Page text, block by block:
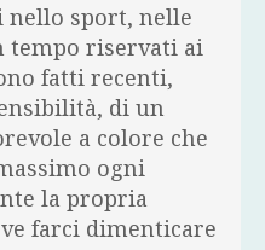
nello sport, nelle
riservati ai
fatti recenti,
di un
a colore che
ogni
la propria
farci dimenticare